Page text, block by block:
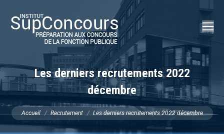
:
Les derniers recrutements 2022
décembre
Vous êtes ici :
Accueil Recrutement Les derniers recrutements 2022 décembre